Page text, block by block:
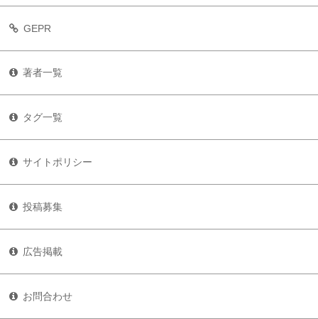
GEPR
著者一覧
タグ一覧
サイトポリシー
投稿募集
広告掲載
お問合わせ